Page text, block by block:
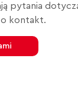
pytania
kontakt.